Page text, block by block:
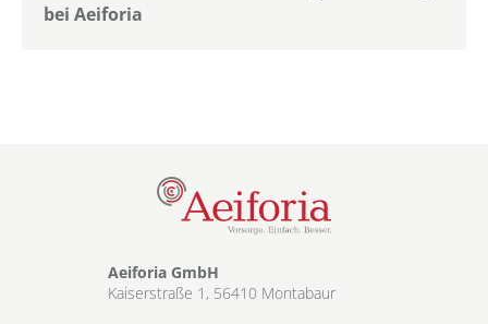
bei Aeiforia
Aeiforia GmbH
Kaiserstraße 1, 56410 Montabaur